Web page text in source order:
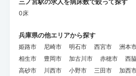
0床
兵庫県の他エリアから探す
姫路市 尼崎市 明石市 西宮市 洲本
相生市
豊岡市 加古川市 赤穂市 西
高砂市
川西市 小野市 三田市 加西